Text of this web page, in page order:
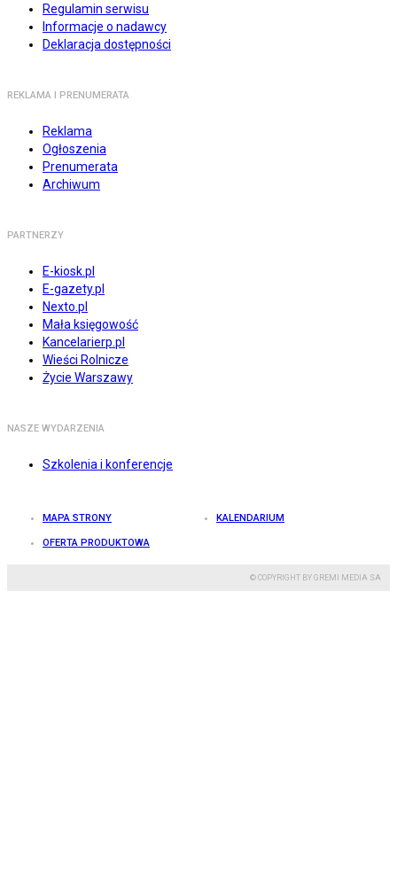
Regulamin serwisu
Informacje o nadawcy
Deklaracja dostępności
REKLAMA I PRENUMERATA
Reklama
Ogłoszenia
Prenumerata
Archiwum
PARTNERZY
E-kiosk.pl
E-gazety.pl
Nexto.pl
Mała księgowość
Kancelarierp.pl
Wieści Rolnicze
Życie Warszawy
NASZE WYDARZENIA
Szkolenia i konferencje
MAPA STRONY KALENDARIUM
OFERTA PRODUKTOWA
© COPYRIGHT BY GREMI MEDIA SA